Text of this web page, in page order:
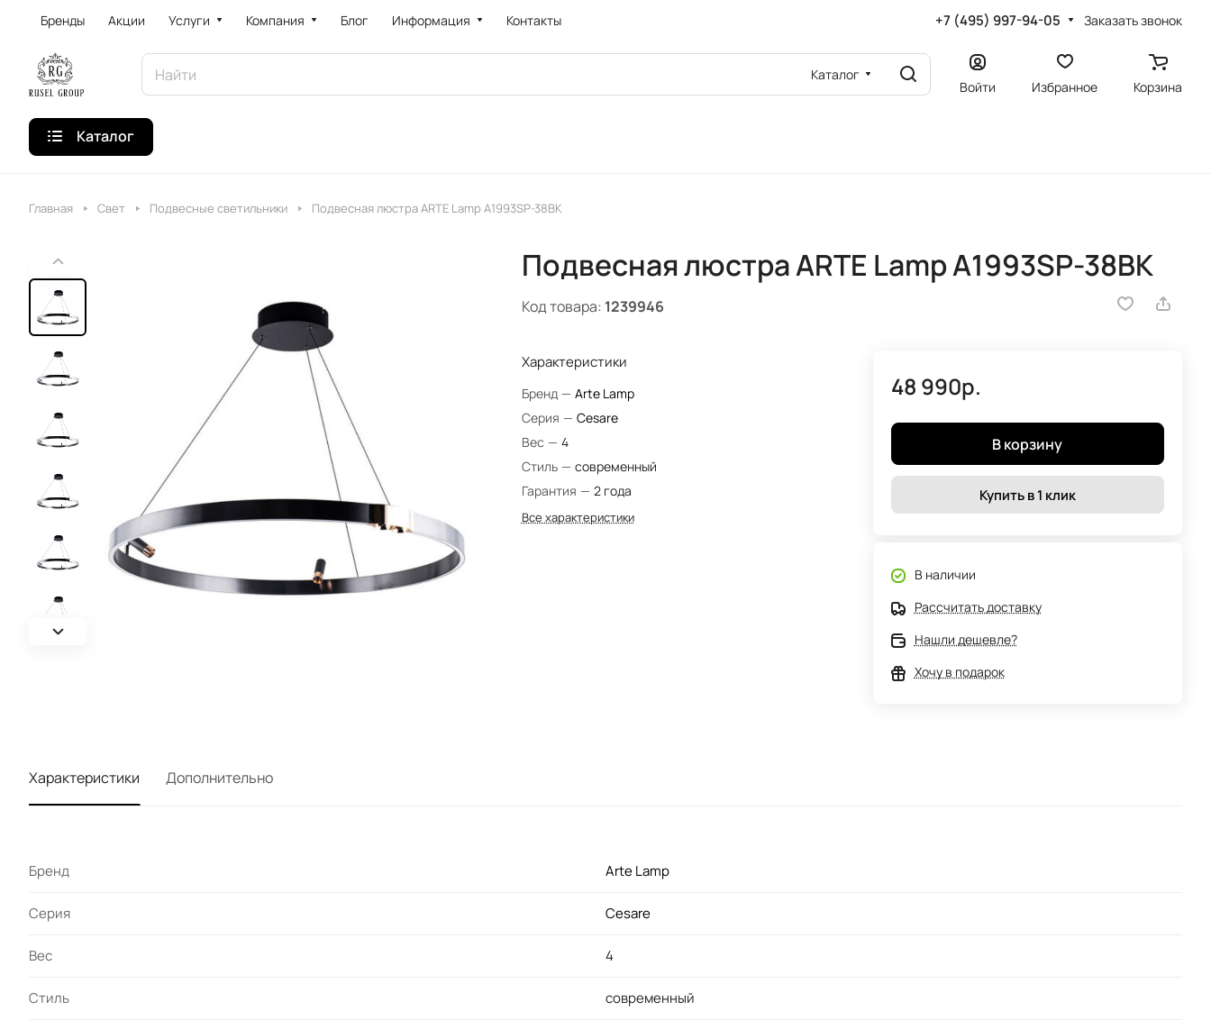
Бренды Акции Услуги Компания Блог Информация Контакты +7 (495) 997-94-05 Заказать звонок
Каталог
Войти Избранное Корзина
Каталог
Главная Свет Подвесные светильники Подвесная люстра ARTE Lamp A1993SP-38BK
Подвесная люстра ARTE Lamp A1993SP-38BK
Код товара: 1239946
Характеристики
Бренд — Arte Lamp
Серия — Cesare
Вес — 4
Стиль — современный
Гарантия — 2 года
Все характеристики
48 990р.
В корзину
Купить в 1 клик
В наличии
Рассчитать доставку
Нашли дешевле?
Хочу в подарок
Характеристики Дополнительно
Бренд Arte Lamp
Серия Cesare
Вес 4
Стиль современный